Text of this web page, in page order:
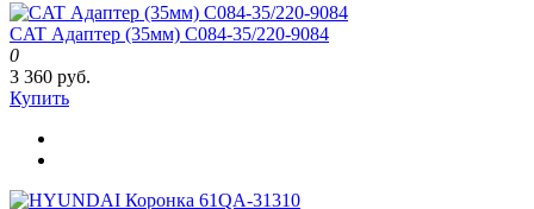
CAT Адаптер (35мм) C084-35/220-9084
0
3 360 руб.
Купить